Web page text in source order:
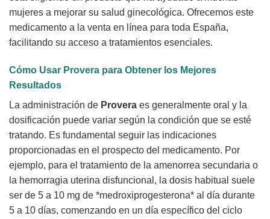
mujeres a mejorar su salud ginecológica. Ofrecemos este
medicamento a la venta en línea para toda España,
facilitando su acceso a tratamientos esenciales.
Cómo Usar Provera para Obtener los Mejores
Resultados
La administración de Provera es generalmente oral y la
dosificación puede variar según la condición que se esté
tratando. Es fundamental seguir las indicaciones
proporcionadas en el prospecto del medicamento. Por
ejemplo, para el tratamiento de la amenorrea secundaria o
la hemorragia uterina disfuncional, la dosis habitual suele
ser de 5 a 10 mg de *medroxiprogesterona* al día durante
5 a 10 días, comenzando en un día específico del ciclo